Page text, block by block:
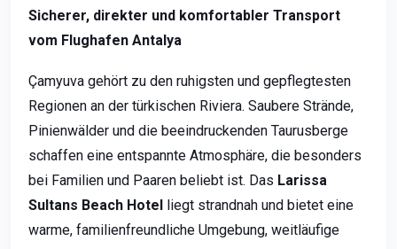
Sicherer, direkter und komfortabler Transport
vom Flughafen Antalya
Çamyuva gehört zu den ruhigsten und gepflegtesten
Regionen an der türkischen Riviera. Saubere Strände,
Pinienwälder und die beeindruckenden Taurusberge
schaffen eine entspannte Atmosphäre, die besonders
bei Familien und Paaren beliebt ist. Das Larissa
Sultans Beach Hotel liegt strandnah und bietet eine
warme, familienfreundliche Umgebung, weitläufige